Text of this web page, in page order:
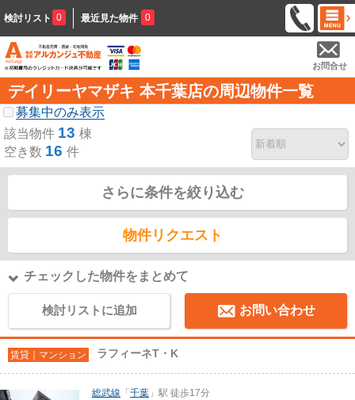
検討リスト 0 最近見た物件 0
お問合せ
デイリーヤマザキ 本千葉店の周辺物件一覧
募集中のみ表示
該当物件 13 棟
空き数 16 件
さらに条件を絞り込む
物件リクエスト
チェックした物件をまとめて
検討リストに追加 お問い合わせ
賃貸｜マンション ラフィーネT・K
総武線 「 千葉 」駅 徒歩17分